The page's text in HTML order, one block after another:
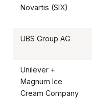
Novartis (SIX)
UBS Group AG
Unilever +
Magnum Ice
Cream Company